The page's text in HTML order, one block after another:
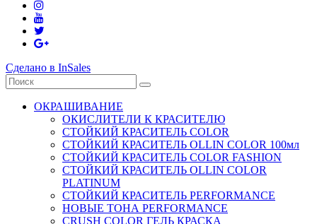
Сделано в InSales
ОКРАШИВАНИЕ
ОКИСЛИТЕЛИ К КРАСИТЕЛЮ
СТОЙКИЙ КРАСИТЕЛЬ COLOR
СТОЙКИЙ КРАСИТЕЛЬ OLLIN COLOR 100мл
СТОЙКИЙ КРАСИТЕЛЬ COLOR FASHION
СТОЙКИЙ КРАСИТЕЛЬ OLLIN COLOR
PLATINUM
СТОЙКИЙ КРАСИТЕЛЬ PERFORMANCE
НОВЫЕ ТОНА PERFORMANCE
CRUSH COLOR ГЕЛЬ КРАСКА